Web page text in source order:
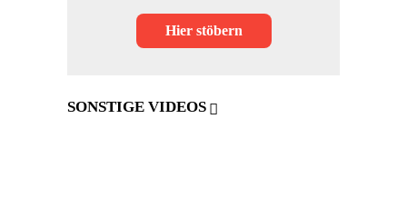
Hier stöbern
SONSTIGE VIDEOS